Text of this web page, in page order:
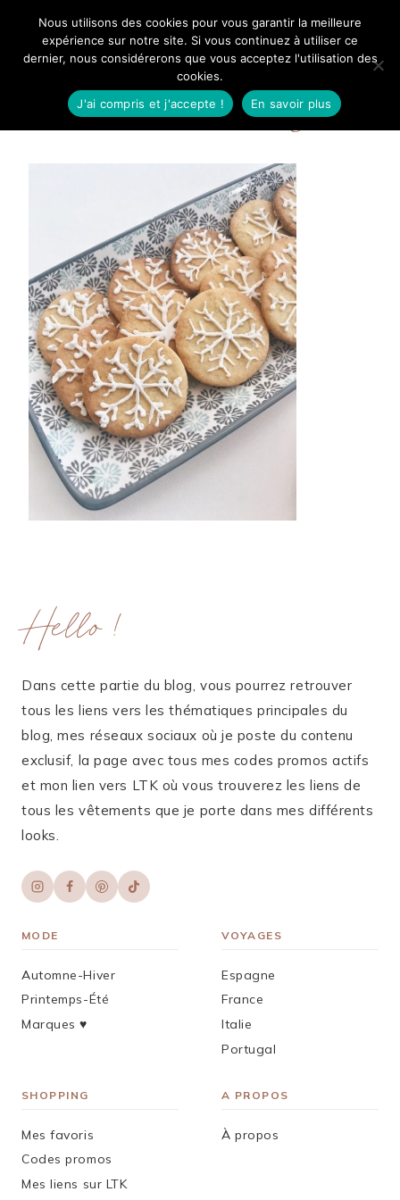
contenuMangue Poudrée
Sablés de Noël à l’orange
Hello !
Dans cette partie du blog, vous pourrez retrouver
tous les liens vers les thématiques principales du
blog, mes réseaux sociaux où je poste du contenu
exclusif, la page avec tous mes codes promos actifs
et mon lien vers LTK où vous trouverez les liens de
tous les vêtements que je porte dans mes différents
looks.
MODE
Automne-Hiver
Printemps-Été
Marques ♥︎
VOYAGES
Espagne
France
Italie
Portugal
SHOPPING
Mes favoris
Codes promos
Mes liens sur LTK
A PROPOS
À propos
Nous utilisons des cookies pour vous garantir la meilleure
expérience sur notre site. Si vous continuez à utiliser ce
dernier, nous considérerons que vous acceptez l'utilisation des
cookies.
J'ai compris et j'accepte !
En savoir plus